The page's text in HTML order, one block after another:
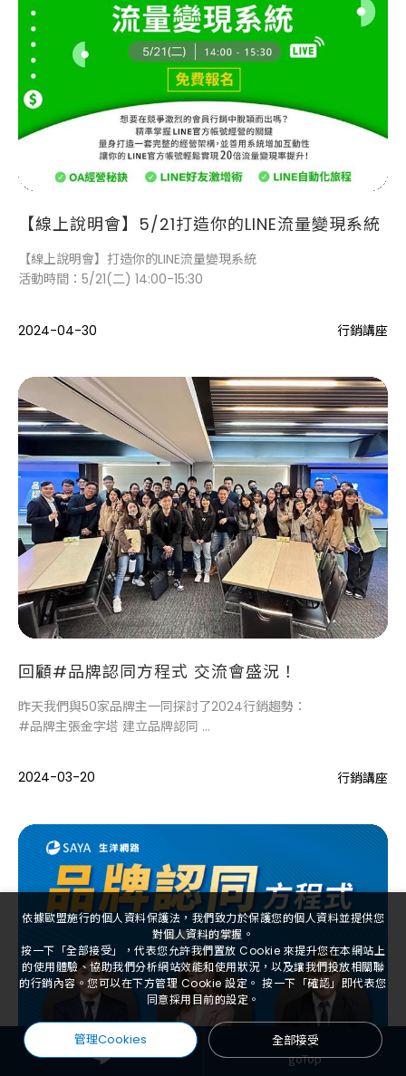
【線上說明會】5/21打造你的LINE流量變現系統
【線上說明會】打造你的LINE流量變現系統
活動時間：5/21(二) 14:00-15:30
2024-04-30 行銷講座
回顧#品牌認同方程式 交流會盛況！
昨天我們與50家品牌主一同探討了2024行銷趨勢：
#品牌主張金字塔 建立品牌認同
2024-03-20 行銷講座
goTop
依據歐盟施行的個人資料保護法，我們致力於保護您的個人資料並提供您
對個人資料的掌握。
按一下「全部接受」，代表您允許我們置放 Cookie 來提升您在本網站上
的使用體驗、協助我們分析網站效能和使用狀況，以及讓我們投放相關聯
的行銷內容。您可以在下方管理 Cookie 設定。 按一下「確認」即代表您
同意採用目前的設定。
管理Cookies 全部接受